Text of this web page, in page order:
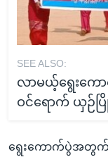
SEE ALSO:
လာမယ့်ရွေးကေ
ဝင်ရောက် ယှဉ်ပ
ရွေးကောက်ပွဲအတွက်